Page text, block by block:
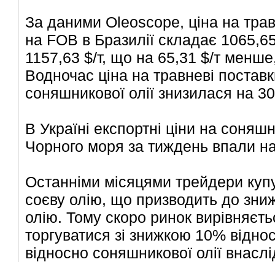
За даними Oleoscope, ціна на
на FOB в Бразилії складає
1157,63 $/т, що на 65,31 $/т
Водночас ціна на травневі
соняшникової олії знизилася на
В Україні експортні ціни на
Чорного моря за тиждень впали
Останніми місяцями трейдери
соєву олію, що призводить до
олію. Тому скоро ринок
торгуватися зі знижкою 10%
відносно соняшникової олії